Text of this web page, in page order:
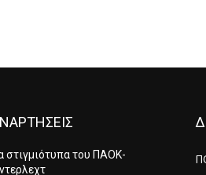
στιγμιότυπα του ΠΑΟΚ-